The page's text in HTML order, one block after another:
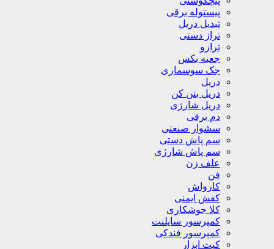
پیستوله برقی
تبدیل دریل
تراز دستی
ترازو
جعبه بکس
جک سوسماری
دریل
دریل بتن کن
دریل شارژی
دم برقی
سشوار صنعتی
سم پاش دستی
سم پاش شارژی
علف زن
فن
کارواش
کفش ایمنی
کلا جوشکاری
کمپرسور سایلنت
کمپرسور فندکی
کیت ابزار